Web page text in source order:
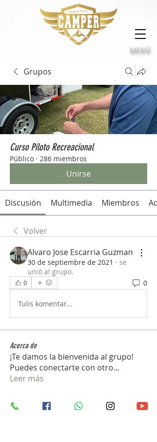
Calidad, compromiso e innovación
MENÚ
Grupos
Curso Piloto Recreacional
Público · 286 miembros
Unirse
Discusión Multimedia Miembros
Volver
Alvaro Jose Escarria Guzman
30 de septiembre de 2021 · se
unió al grupo.
0 0
Tulis komentar...
Acerca de
¡Te damos la bienvenida al grupo!
Puedes conectarte con otro...
Leer más
Miembros